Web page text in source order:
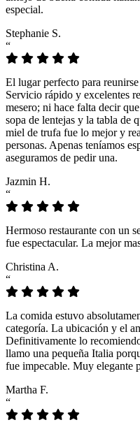
especial.
Stephanie S.
“
El lugar perfecto para
Servicio rápido y excelentes
mesero; ni hace falta decir
sopa de lentejas y la tabla de
miel de trufa fue lo mejor y
personas. Apenas teníamos
aseguramos de pedir una.
Jazmin H.
“
Hermoso restaurante con un
fue espectacular. La mejor
Christina A.
“
La comida estuvo
categoría. La ubicación y el
Definitivamente lo
llamo una pequeña Italia
fue impecable. Muy elegante
Martha F.
“